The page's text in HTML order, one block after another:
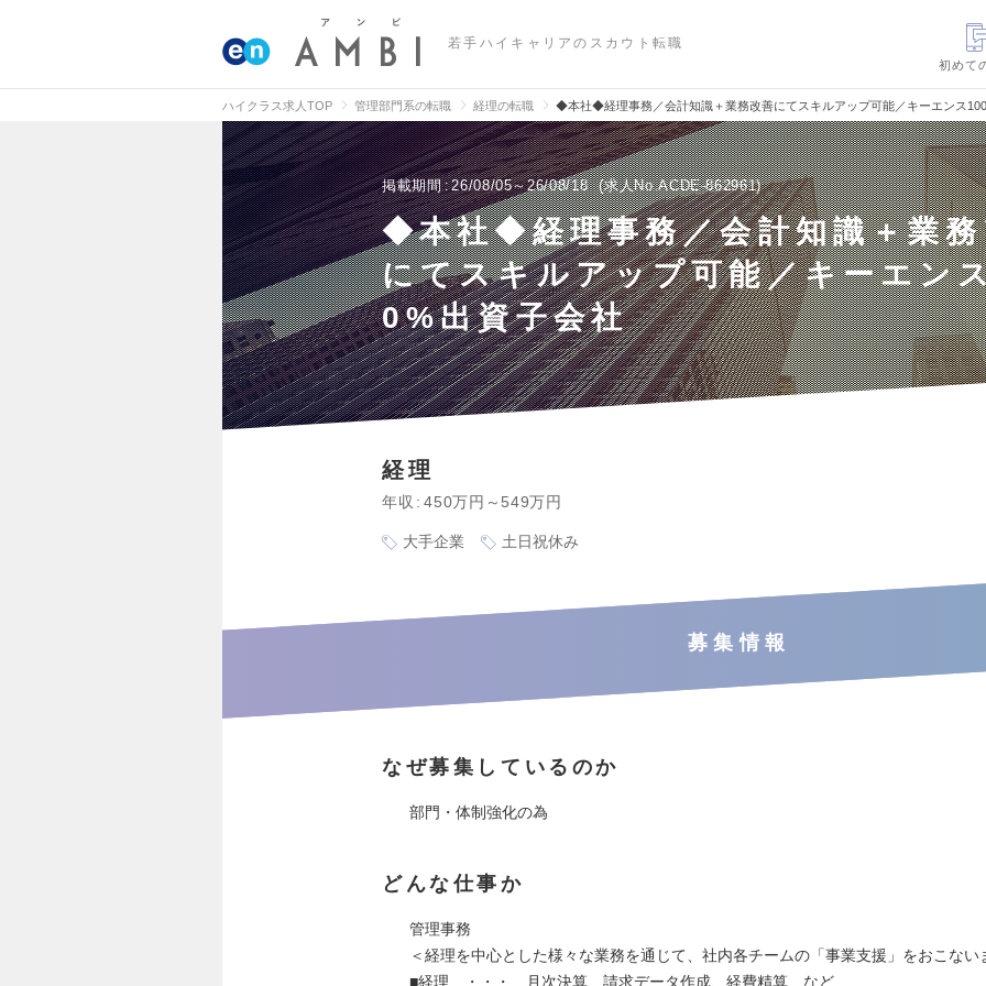
若手ハイキャリアのスカウト転職
初めて
ハイクラス求人TOP 管理部門系の転職 経理の転職 ◆本社◆経理事務／会計知識＋業務改善にてスキルアップ可能／キーエンス
掲載期間 26/08/05～26/08/18 求人No.ACDE-862961
◆本社◆経理事務／会計知識＋業
にてスキルアップ可能／キーエン
0%出資子会社
経理
年収 450万円～549万円
大手企業 土日祝休み
募集情報
なぜ募集しているのか
部門・体制強化の為
どんな仕事か
管理事務
＜経理を中心とした様々な業務を通じて、社内各チームの「事業支援」をおこない
■経理 ・・・ 月次決算、請求データ作成、経費精算 など